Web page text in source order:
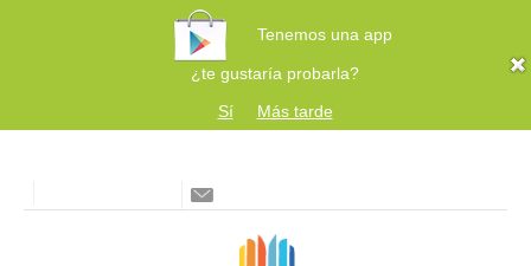
Tenemos una app
¿te gustaría probarla?
Sí
Más tarde